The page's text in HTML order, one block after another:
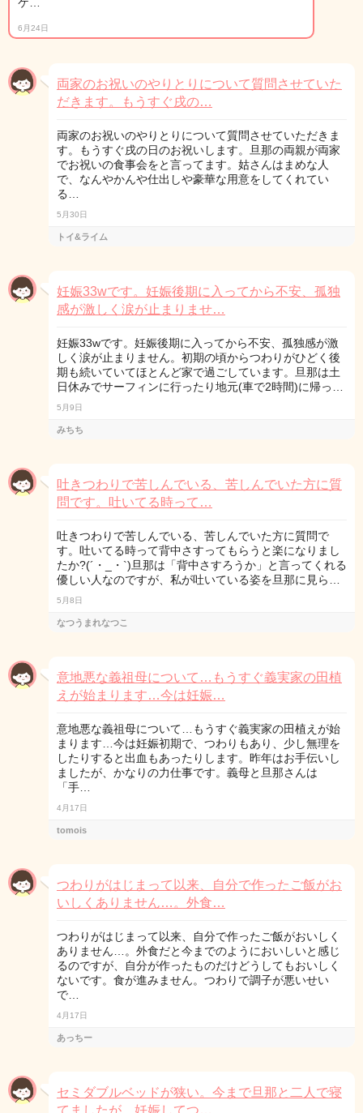
6月24日
両家のお祝いのやりとりについて質問させていた
だきます。もうすぐ戌の…
両家のお祝いのやりとりについて質問させていただきま
す。もうすぐ戌の日のお祝いします。旦那の両親が両家
でお祝いの食事会をと言ってます。姑さんはまめな人
で、なんやかんや仕出しや豪華な用意をしてくれてい
る…
5月30日
トイ&ライム
妊娠33wです。妊娠後期に入ってから不安、孤独
感が激しく涙が止まりませ…
妊娠33wです。妊娠後期に入ってから不安、孤独感が激
しく涙が止まりません。初期の頃からつわりがひどく後
期も続いていてほとんど家で過ごしています。旦那は土
日休みでサーフィンに行ったり地元(車で2時間)に帰っ…
5月9日
みちち
吐きつわりで苦しんでいる、苦しんでいた方に質
問です。吐いてる時って…
吐きつわりで苦しんでいる、苦しんでいた方に質問で
す。吐いてる時って背中さすってもらうと楽になりまし
たか?(´・_・`)旦那は「背中さすろうか」と言ってくれる
優しい人なのですが、私が吐いている姿を旦那に見ら…
5月8日
なつうまれなつこ
意地悪な義祖母について…もうすぐ義実家の田植
えが始まります…今は妊娠…
意地悪な義祖母について…もうすぐ義実家の田植えが始
まります…今は妊娠初期で、つわりもあり、少し無理を
したりすると出血もあったりします。昨年はお手伝いし
ましたが、かなりの力仕事です。義母と旦那さんは
「手…
4月17日
tomois
つわりがはじまって以来、自分で作ったご飯がお
いしくありません…。外食…
つわりがはじまって以来、自分で作ったご飯がおいしく
ありません…。外食だと今までのようにおいしいと感じ
るのですが、自分が作ったものだけどうしてもおいしく
ないです。食が進みません。つわりで調子が悪いせい
で…
4月17日
あっちー
セミダブルベッドが狭い。今まで旦那と二人で寝
てましたが、妊娠してつ…